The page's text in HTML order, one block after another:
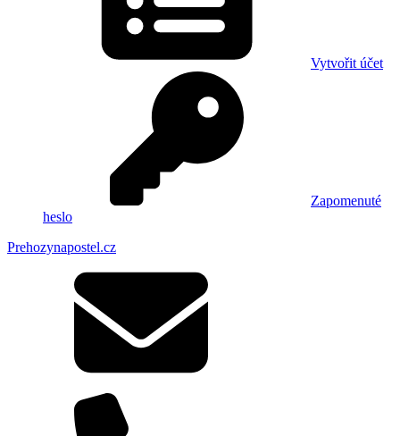
Vytvořit účet
Zapomenuté
heslo
Prehozynapostel.cz